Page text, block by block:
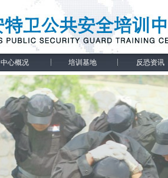
中心概况 培训基地 反恐资讯